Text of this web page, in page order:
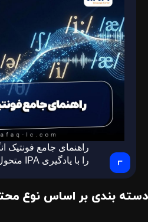
راهنمای جامع فونتیک
را با یادگیری IPA متحول کنیم؟
دسته بندی بر اساس نوع